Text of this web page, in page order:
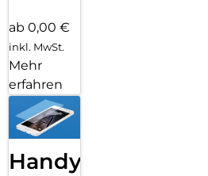
ab 0,00 €
inkl. MwSt.
Mehr
erfahren
Handy